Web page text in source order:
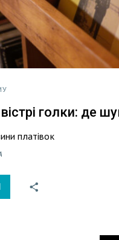
голки: де
платівок